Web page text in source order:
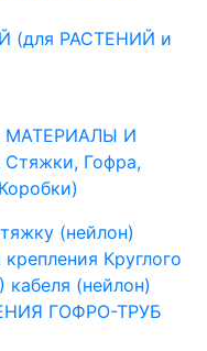
(для РАСТЕНИЙ и
МАТЕРИАЛЫ И
Гофра,
(нейлон)
Круглого
(нейлон)
ГОФРО-ТРУБ